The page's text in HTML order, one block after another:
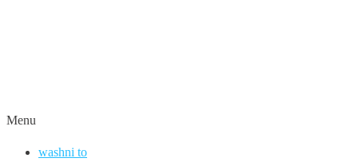
Menu
washni to